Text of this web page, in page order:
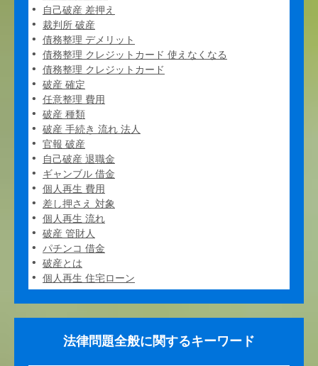
自己破産 差押え
裁判所 破産
債務整理 デメリット
債務整理 クレジットカード 使えなくなる
債務整理 クレジットカード
破産 確定
任意整理 費用
破産 種類
破産 手続き 流れ 法人
官報 破産
自己破産 退職金
ギャンブル 借金
個人再生 費用
差し押さえ 対象
個人再生 流れ
破産 管財人
パチンコ 借金
破産とは
個人再生 住宅ローン
法律問題全般に関するキーワード